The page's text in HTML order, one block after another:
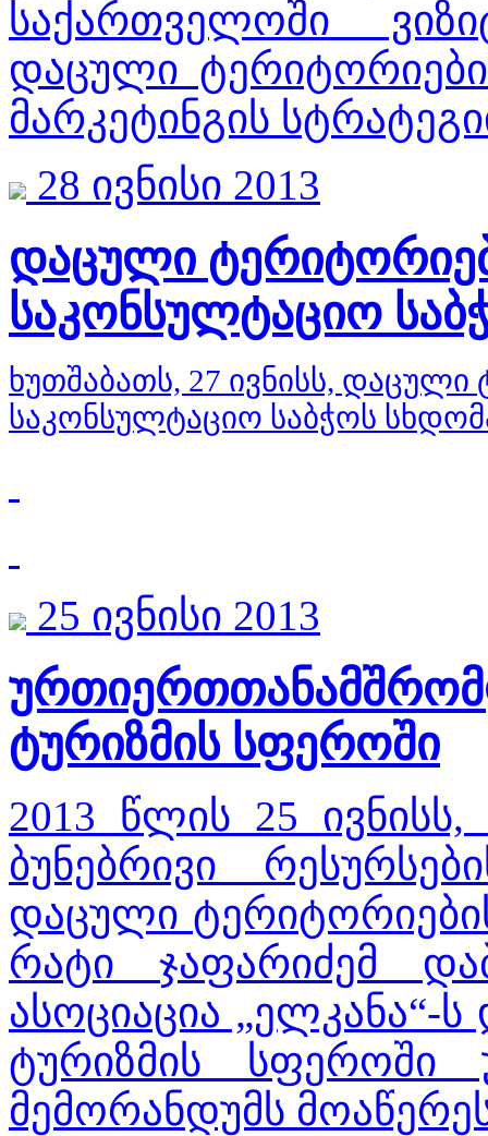
საქართველოში
დაცული
მარკეტინგის
28 ივნისი 2013
დაცული
საკონსულტაციო
ხუთშაბათს, 27 ივნისს,
საკონსულტაციო საბჭოს
25 ივნისი 2013
ტურიზმის სფეროში
2013 წლის 25
ბუნებრივი
დაცული
რატი ჯაფარიძემ და
ასოციაცია „ელკანა“-
ტურიზმის სფეროში
მემორანდუმს